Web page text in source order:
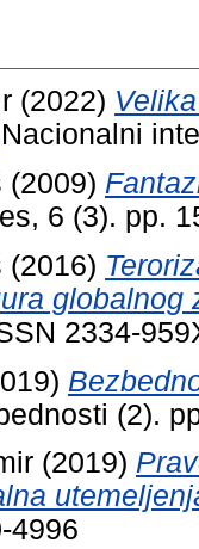
(2022)
Nacionalni
(2009)
6 (3). pp.
(2016)
globalnog
2334-
(2).
(2019)
4996